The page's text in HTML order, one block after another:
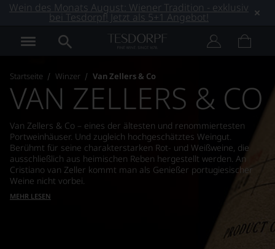
Wein des Monats August: Wiener Tradition - exklusiv
bei Tesdorpf! Jetzt als 5+1 Angebot!
Startseite Winzer Van Zellers & Co
VAN ZELLERS & CO
Van Zellers & Co – eines der ältesten und renommiertesten
Portweinhäuser. Und zugleich hochgeschätztes Weingut.
Berühmt für seine charakterstarken Rot- und Weißweine, die
ausschließlich aus heimischen Reben hergestellt werden. An
Cristiano van Zeller kommt man als Genießer portugiesischer
Weine nicht vorbei.
MEHR LESEN